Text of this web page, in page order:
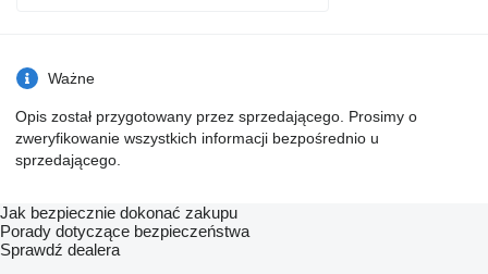
Ważne
Opis został przygotowany przez sprzedającego. Prosimy o
zweryfikowanie wszystkich informacji bezpośrednio u
sprzedającego.
Jak bezpiecznie dokonać zakupu
Porady dotyczące bezpieczeństwa
Sprawdź dealera